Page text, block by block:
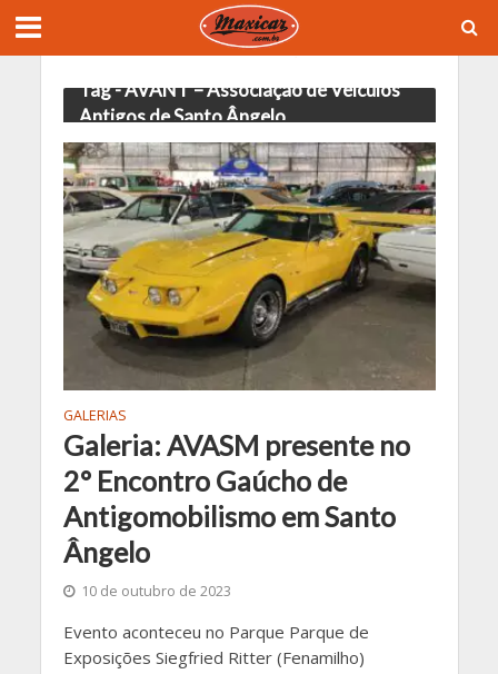
Tag - AVANT – Associação de Veículos
Antigos de Santo Ângelo
GALERIAS
Galeria: AVASM presente no
2° Encontro Gaúcho de
Antigomobilismo em Santo
Ângelo
10 de outubro de 2023
Evento aconteceu no Parque Parque de
Exposições Siegfried Ritter (Fenamilho)